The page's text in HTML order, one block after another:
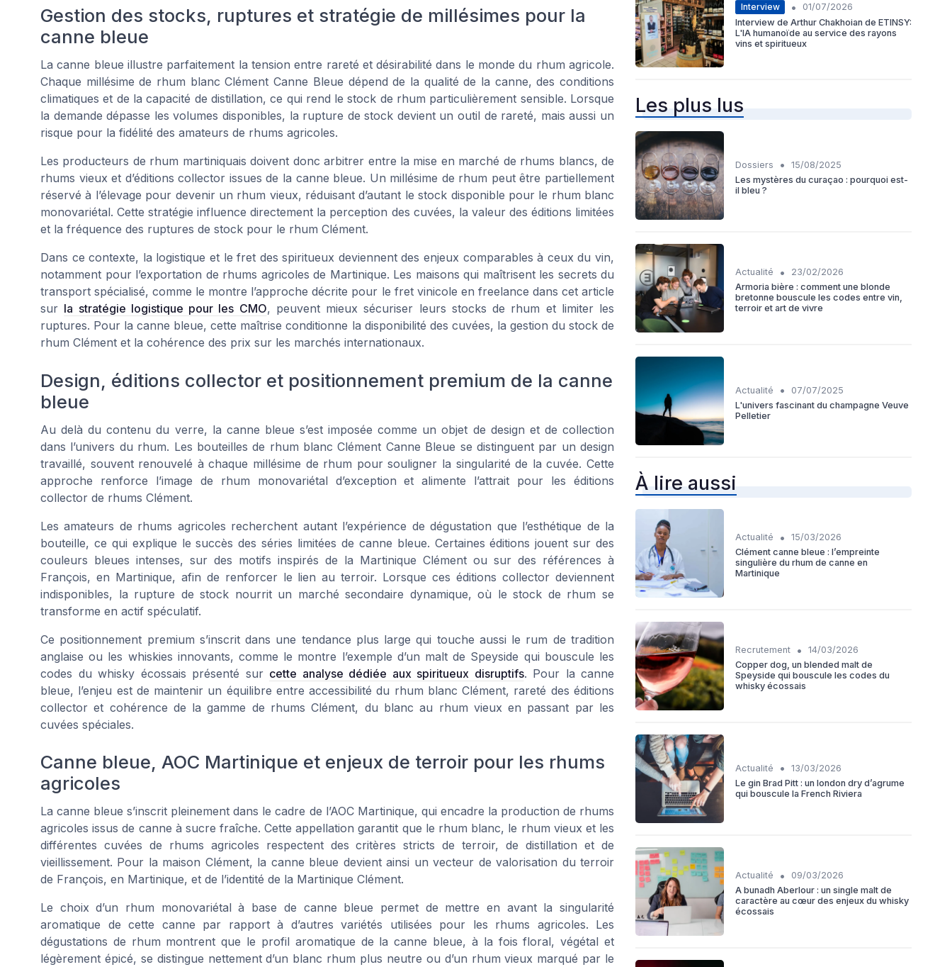
Gestion des stocks, ruptures et stratégie de millésimes pour la
canne bleue
La canne bleue illustre parfaitement la tension entre rareté et désirabilité dans le monde du rhum agricole.
Chaque millésime de rhum blanc Clément Canne Bleue dépend de la qualité de la canne, des conditions
climatiques et de la capacité de distillation, ce qui rend le stock de rhum particulièrement sensible. Lorsque
la demande dépasse les volumes disponibles, la rupture de stock devient un outil de rareté, mais aussi un
risque pour la fidélité des amateurs de rhums agricoles.
Les producteurs de rhum martiniquais doivent donc arbitrer entre la mise en marché de rhums blancs, de
rhums vieux et d’éditions collector issues de la canne bleue. Un millésime de rhum peut être partiellement
réservé à l’élevage pour devenir un rhum vieux, réduisant d’autant le stock disponible pour le rhum blanc
monovariétal. Cette stratégie influence directement la perception des cuvées, la valeur des éditions limitées
et la fréquence des ruptures de stock pour le rhum Clément.
Dans ce contexte, la logistique et le fret des spiritueux deviennent des enjeux comparables à ceux du vin,
notamment pour l’exportation de rhums agricoles de Martinique. Les maisons qui maîtrisent les secrets du
transport spécialisé, comme le montre l’approche décrite pour le fret vinicole en freelance dans cet article
sur la stratégie logistique pour les CMO, peuvent mieux sécuriser leurs stocks de rhum et limiter les
ruptures. Pour la canne bleue, cette maîtrise conditionne la disponibilité des cuvées, la gestion du stock de
rhum Clément et la cohérence des prix sur les marchés internationaux.
Design, éditions collector et positionnement premium de la canne
bleue
Au delà du contenu du verre, la canne bleue s’est imposée comme un objet de design et de collection
dans l’univers du rhum. Les bouteilles de rhum blanc Clément Canne Bleue se distinguent par un design
travaillé, souvent renouvelé à chaque millésime de rhum pour souligner la singularité de la cuvée. Cette
approche renforce l’image de rhum monovariétal d’exception et alimente l’attrait pour les éditions
collector de rhums Clément.
Les amateurs de rhums agricoles recherchent autant l’expérience de dégustation que l’esthétique de la
bouteille, ce qui explique le succès des séries limitées de canne bleue. Certaines éditions jouent sur des
couleurs bleues intenses, sur des motifs inspirés de la Martinique Clément ou sur des références à
François, en Martinique, afin de renforcer le lien au terroir. Lorsque ces éditions collector deviennent
indisponibles, la rupture de stock nourrit un marché secondaire dynamique, où le stock de rhum se
transforme en actif spéculatif.
Ce positionnement premium s’inscrit dans une tendance plus large qui touche aussi le rum de tradition
anglaise ou les whiskies innovants, comme le montre l’exemple d’un malt de Speyside qui bouscule les
codes du whisky écossais présenté sur cette analyse dédiée aux spiritueux disruptifs. Pour la canne
bleue, l’enjeu est de maintenir un équilibre entre accessibilité du rhum blanc Clément, rareté des éditions
collector et cohérence de la gamme de rhums Clément, du blanc au rhum vieux en passant par les
cuvées spéciales.
Canne bleue, AOC Martinique et enjeux de terroir pour les rhums
agricoles
La canne bleue s’inscrit pleinement dans le cadre de l’AOC Martinique, qui encadre la production de rhums
agricoles issus de canne à sucre fraîche. Cette appellation garantit que le rhum blanc, le rhum vieux et les
différentes cuvées de rhums agricoles respectent des critères stricts de terroir, de distillation et de
vieillissement. Pour la maison Clément, la canne bleue devient ainsi un vecteur de valorisation du terroir
de François, en Martinique, et de l’identité de la Martinique Clément.
Le choix d’un rhum monovariétal à base de canne bleue permet de mettre en avant la singularité
aromatique de cette canne par rapport à d’autres variétés utilisées pour les rhums agricoles. Les
dégustations de rhum montrent que le profil aromatique de la canne bleue, à la fois floral, végétal et
légèrement épicé, se distingue nettement d’un blanc rhum plus neutre ou d’un rhum vieux marqué par le
Interview •
01/07/2026
Interview de Arthur Chakhoian de ETINSY:
L'IA humanoïde au service des rayons
vins et spiritueux
Les plus lus
Dossiers •
15/08/2025
Les mystères du curaçao : pourquoi est-
il bleu ?
Actualité •
23/02/2026
Armoria bière : comment une blonde
bretonne bouscule les codes entre vin,
terroir et art de vivre
Actualité •
07/07/2025
L'univers fascinant du champagne Veuve
Pelletier
À lire aussi
Actualité •
15/03/2026
Clément canne bleue : l’empreinte
singulière du rhum de canne en
Martinique
Recrutement •
14/03/2026
Copper dog, un blended malt de
Speyside qui bouscule les codes du
whisky écossais
Actualité •
13/03/2026
Le gin Brad Pitt : un london dry d’agrume
qui bouscule la French Riviera
Actualité •
09/03/2026
A bunadh Aberlour : un single malt de
caractère au cœur des enjeux du whisky
écossais